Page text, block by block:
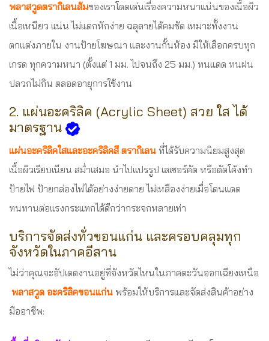
พลาสวูดตรากิเลนส้มของเราโดดเด่นเรื่องความหนาแน่นของเนื้อผิว
เนื้อเหนียว แน่น ไม่แตกหักง่าย ฉลุลายได้คมชัด เหมาะทั้งงาน
ตกแต่งภายใน งานป้ายโฆษณา และงานกั้นห้อง มีให้เลือกครบทุก
เกรด ทุกความหนา (ตั้งแต่ 1 มม. ไปจนถึง 25 มม.) ทนแดด ทนฝน
ปลวกไม่กิน ตลอดอายุการใช้งาน
2. แผ่นอะคริลิค (Acrylic Sheet) สวย ใส ได้
มาตรฐาน
แผ่นอะคริลิคใสและอะคริลิคสี ตรากิเลน ที่ได้รับความนิยมสูงสุด
เนื้อผิวเรียบเนียน สม่ำเสมอ นำไปแปรรูป เลเซอร์คัต หรือดัดโค้งทำ
ป้ายไฟ ป้ายกล่องไฟได้อย่างง่ายดาย ไม่เหลืองง่ายเมื่อโดนแดด
ทนทานต่อแรงกระแทกได้ดีกว่ากระจกหลายเท่า
บริการจัดส่งทั่วขอนแก่น และครอบคลุมทุก
จังหวัดในภาคอีสาน
ไม่ว่าคุณจะอัปเดตงานอยู่ที่จังหวัดไหนในภาคตะวันออกเฉียงเหนือ
พลาสวูด อะคริลิคขอนแก่น พร้อมให้บริการและจัดส่งสินค้าอย่าง
มืออาชีพ: